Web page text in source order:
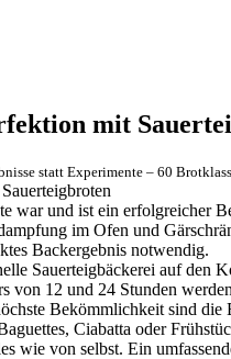
mit
statt Experimente – 60
war und ist ein erfolgreicher
im Ofen und
Backergebnis notwendig.
Sauerteigbäckerei auf den
von 12 und 24 Stunden
Bekömmlichkeit sind
Ciabatta oder
wie von selbst. Ein